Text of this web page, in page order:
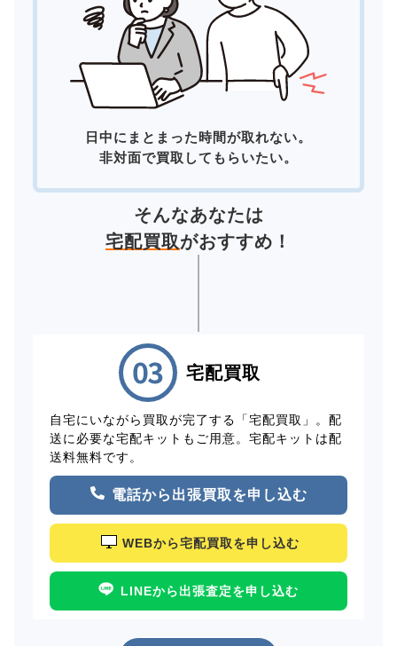
日中にまとまった時間が取れない。
非対面で買取してもらいたい。
そんなあなたは
宅配買取がおすすめ！
宅配買取
自宅にいながら買取が完了する「宅配買取」。配
送に必要な宅配キットもご用意。宅配キットは配
送料無料です。
電話から出張買取を申し込む
WEBから宅配買取を申し込む
LINEから出張査定を申し込む